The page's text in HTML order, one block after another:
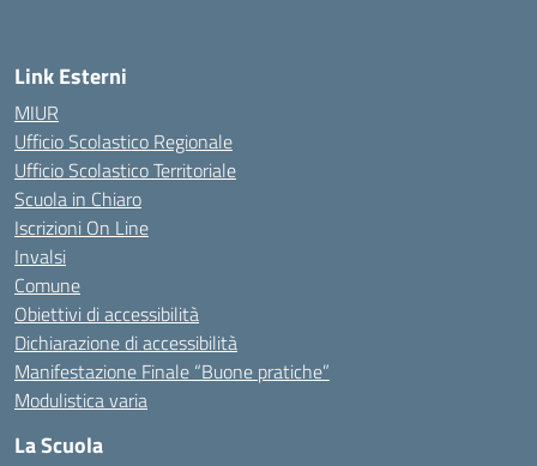
Link Esterni
MIUR
Ufficio Scolastico Regionale
Ufficio Scolastico Territoriale
Scuola in Chiaro
Iscrizioni On Line
Invalsi
Comune
Obiettivi di accessibilità
Dichiarazione di accessibilità
Manifestazione Finale “Buone pratiche”
Modulistica varia
La Scuola